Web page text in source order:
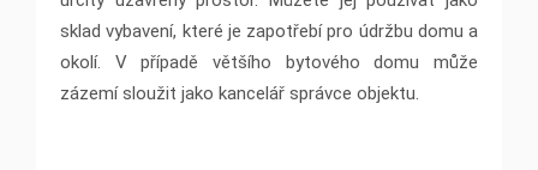
sklad vybavení, které je zapotřebí pro údržbu domu a
okolí. V případě většího bytového domu může
zázemí sloužit jako kancelář správce objektu.